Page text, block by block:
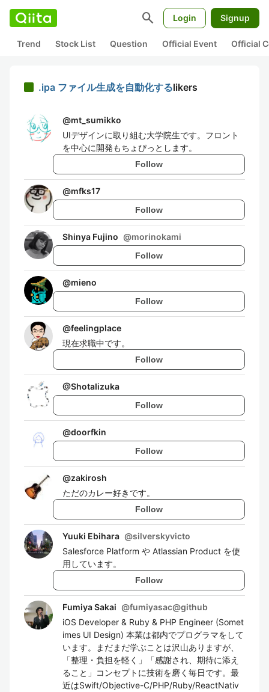
search Login Signup
Trend Stock List Question Official Event Official
.ipa ファイル生成を自動化するlikers
@mt_sumikko
UIデザインに取り組む大学院生です。フロント
を中心に開発もちょぴっとします。
Follow
@mfks17
Follow
Shinya Fujino @morinokami
Follow
@mieno
Follow
@feelingplace
現在求職中です。
Follow
@ShotaIizuka
Follow
@doorfkin
Follow
@zakirosh
ただのカレー好きです。
Follow
Yuuki Ebihara @silverskyvicto
Salesforce Platform や Atlassian Product を使
用しています。
Follow
Fumiya Sakai @fumiyasac@github
iOS Developer & Ruby & PHP Engineer (Somet
imes UI Design) 本業は都内でプログラマをして
います。まだまだ学ぶことは沢山ありますが、
「整理・負担を軽く」「感謝され、期待に添え
ること」コンセプトに技術を磨く毎日です。最
近はSwift/Objective-C/PHP/Ruby/ReactNativ